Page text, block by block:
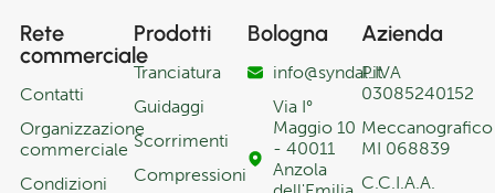
Rete
commerciale
Contatti
Organizzazione
commerciale
Condizioni
Prodotti
Tranciatura
Guidaggi
Scorrimenti
Compressioni
Bologna
info@syndal.it
Via I°
Maggio 10
- 40011
Anzola
Azienda
P.IVA
03085240152
Meccanografico
MI 068839
C.C.I.A.A.